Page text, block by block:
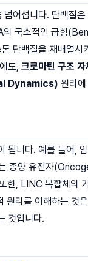
어섭니다. 단백질은
의 국소적인 굽힘
단백질을 재배열시
도, 크로마틴 구조 자
Dynamics) 원리
됩니다. 예를 들어,
종양 유전자
, LINC 복합체의
리를 이해하는 것
것입니다.